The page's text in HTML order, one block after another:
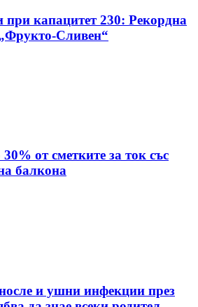
при капацитет 230: Рекордна
Сливен“
от сметките за ток със
балкона
и ушни инфекции през